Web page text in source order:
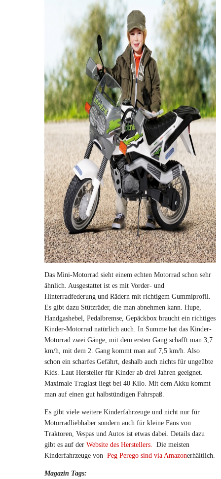
Das Mini-Motorrad sieht einem echten Motorrad schon sehr
ähnlich. Ausgestattet ist es mit Vorder- und
Hinterradfederung und Rädern mit richtigem Gummiprofil.
Es gibt dazu Stützräder, die man abnehmen kann. Hupe,
Handgashebel, Pedalbremse, Gepäckbox braucht ein richtiges
Kinder-Motorrad natürlich auch. In Summe hat das Kinder-
Motorrad zwei Gänge, mit dem ersten Gang schafft man 3,7
km/h, mit dem 2. Gang kommt man auf 7,5 km/h. Also
schon ein scharfes Gefährt, deshalb auch nichts für ungeübte
Kids. Laut Hersteller für Kinder ab drei Jahren geeignet.
Maximale Traglast liegt bei 40 Kilo. Mit dem Akku kommt
man auf einen gut halbstündigen Fahrspaß.
Es gibt viele weitere Kinderfahrzeuge und nicht nur für
Motorradliebhaber sondern auch für kleine Fans von
Traktoren, Vespas und Autos ist etwas dabei. Details dazu
gibt es auf der Website des Herstellers. Die meisten
Kinderfahrzeuge von Peg Perego sind via Amazonerhältlich.
Magazin Tags: